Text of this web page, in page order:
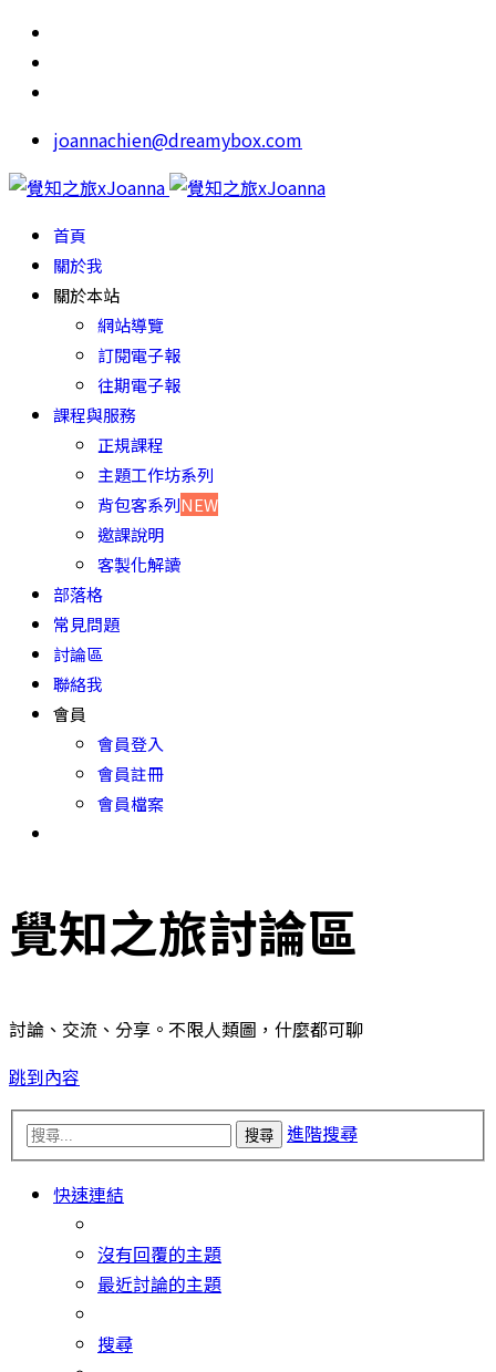
joannachien@dreamybox.com
首頁
關於我
關於本站
網站導覽
訂閱電子報
往期電子報
課程與服務
正規課程
主題工作坊系列
背包客系列NEW
邀課說明
客製化解讀
部落格
常見問題
討論區
聯絡我
會員
會員登入
會員註冊
會員檔案
覺知之旅討論區
討論、交流、分享。不限人類圖，什麼都可聊
跳到內容
搜尋 進階搜尋
快速連結
沒有回覆的主題
最近討論的主題
搜尋